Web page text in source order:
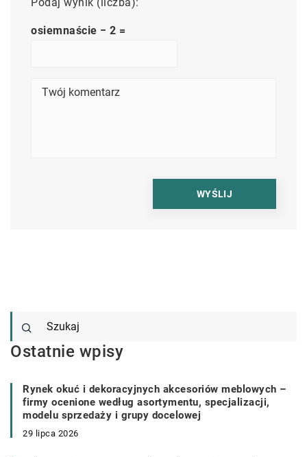
osiemnaście − 2 =
Ostatnie wpisy
Rynek okuć i dekoracyjnych akcesoriów meblowych –
firmy ocenione według asortymentu, specjalizacji,
modelu sprzedaży i grupy docelowej
29 lipca 2026